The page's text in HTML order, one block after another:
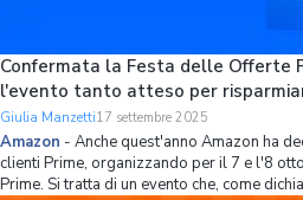
Confermata la Festa delle Offerte
l'evento tanto atteso per
Giulia Manzetti17 settembre 2025
Amazon - Anche quest'anno Amazon ha
clienti Prime, organizzando per il 7 e l'8
Prime. Si tratta di un evento che, come